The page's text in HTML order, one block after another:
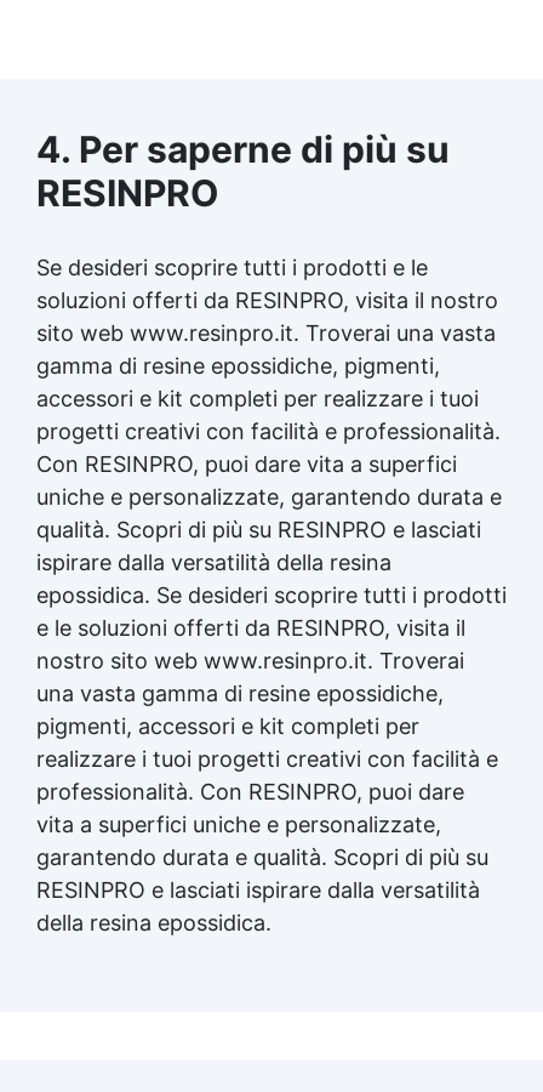
4. Per saperne di più su
RESINPRO
Se desideri scoprire tutti i prodotti e le
soluzioni offerti da RESINPRO, visita il nostro
sito web www.resinpro.it. Troverai una vasta
gamma di resine epossidiche, pigmenti,
accessori e kit completi per realizzare i tuoi
progetti creativi con facilità e professionalità.
Con RESINPRO, puoi dare vita a superfici
uniche e personalizzate, garantendo durata e
qualità. Scopri di più su RESINPRO e lasciati
ispirare dalla versatilità della resina
epossidica. Se desideri scoprire tutti i prodotti
e le soluzioni offerti da RESINPRO, visita il
nostro sito web www.resinpro.it. Troverai
una vasta gamma di resine epossidiche,
pigmenti, accessori e kit completi per
realizzare i tuoi progetti creativi con facilità e
professionalità. Con RESINPRO, puoi dare
vita a superfici uniche e personalizzate,
garantendo durata e qualità. Scopri di più su
RESINPRO e lasciati ispirare dalla versatilità
della resina epossidica.